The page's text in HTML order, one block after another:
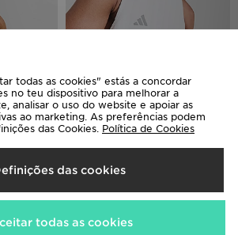
adidas Training Vest
18,00€
todas as cookies" estás a concordar
no teu dispositivo para melhorar a
analisar o uso do website e apoiar as
ao marketing. As preferências podem
das Cookies. Política de Cookies
das cookies
todas as cookies